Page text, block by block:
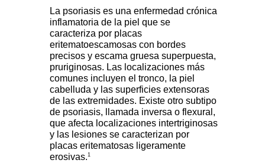
La psoriasis es una enfermedad crónica
inflamatoria de la piel que se
caracteriza por placas
eritematoescamosas con bordes
precisos y escama gruesa superpuesta,
pruriginosas. Las localizaciones más
comunes incluyen el tronco, la piel
cabelluda y las superficies extensoras
de las extremidades. Existe otro subtipo
de psoriasis, llamada inversa o flexural,
que afecta localizaciones intertriginosas
y las lesiones se caracterizan por
placas eritematosas ligeramente
erosivas.1